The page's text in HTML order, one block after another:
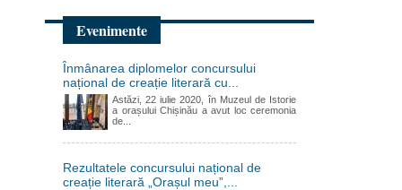
Evenimente
Înmânarea diplomelor concursului
național de creație literară cu...
Astăzi, 22 iulie 2020, în Muzeul de Istorie
a orașului Chișinău a avut loc ceremonia
de...
Rezultatele concursului național de
creație literară „Orașul meu”,...